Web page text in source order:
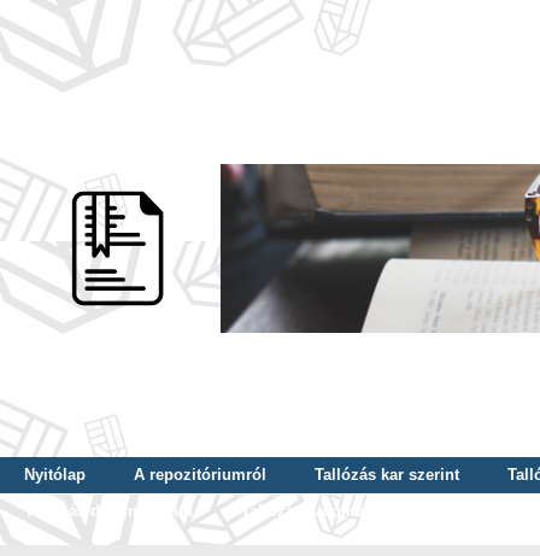
Nyitólap A repozitóriumról Tallózás kar szerint
Tallózás dátum szerint
Tallózás tudományterület szerint